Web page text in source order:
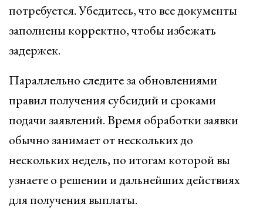
потребуется. Убедитесь, что все документы
заполнены корректно, чтобы избежать
задержек.
Параллельно следите за обновлениями
правил получения субсидий и сроками
подачи заявлений. Время обработки заявки
обычно занимает от нескольких до
нескольких недель, по итогам которой вы
узнаете о решении и дальнейших действиях
для получения выплаты.